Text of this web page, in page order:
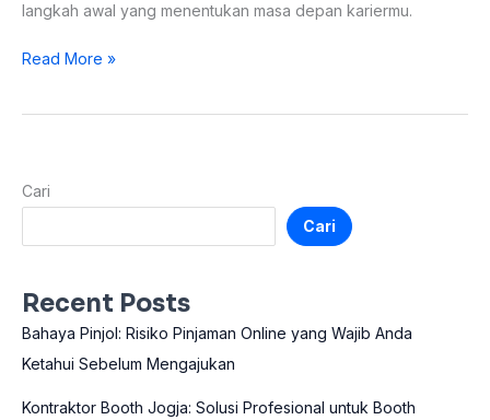
langkah awal yang menentukan masa depan kariermu.
Read More »
Cari
Cari
Recent Posts
Bahaya Pinjol: Risiko Pinjaman Online yang Wajib Anda
Ketahui Sebelum Mengajukan
Kontraktor Booth Jogja: Solusi Profesional untuk Booth